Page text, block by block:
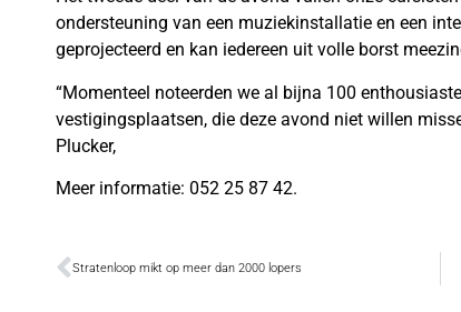
ondersteuning van een muziekinstallatie en een
geprojecteerd en kan iedereen uit volle borst
“Momenteel noteerden we al bijna 100
vestigingsplaatsen, die deze avond niet willen
Plucker,
Meer informatie: 052 25 87 42.
Stratenloop mikt op meer dan 2000 lopers